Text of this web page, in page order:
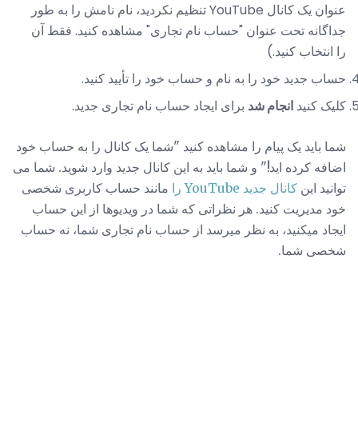
عنوان یک کانال YouTube تنظیم نکردید، نام نامش را به طور
جداگانه تحت عنوان "حساب نام تجاری" مشاهده کنید. فقط آن
را انتخاب کنید.)
حساب جدید خود را به نام و حساب خود را تأیید کنید.
کلیک کنید انجام شد برای ایجاد حساب نام تجاری جدید.
شما باید یک پیام را مشاهده کنید "شما یک کانال را به حساب خود
اضافه کرده اید!" و شما باید به این کانال جدید وارد شوید. شما می
توانید این کانال جدید YouTube را
مانند حساب کاربری شخصی
خود مدیریت کنید. هر نظراتی که شما در ویدیوها از این حساب
ایجاد میکنید، به نظر میرسد از حساب نام تجاری شما، نه حساب
شخصی شما.